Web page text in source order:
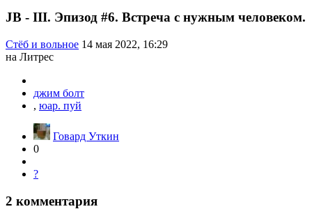
JB - III. Эпизод #6. Встреча с нужным человеком.
Стёб и вольное 14 мая 2022, 16:29
на Литрес
джим болт
, юар. пуй
Говард Уткин
0
?
2 комментария